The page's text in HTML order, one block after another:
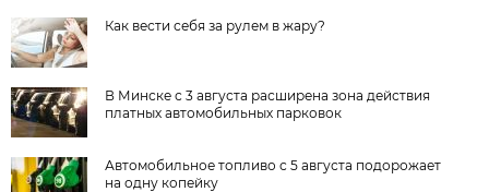
Как вести себя за рулем в жару?
В Минске с 3 августа расширена зона действия
платных автомобильных парковок
Автомобильное топливо с 5 августа подорожает
на одну копейку